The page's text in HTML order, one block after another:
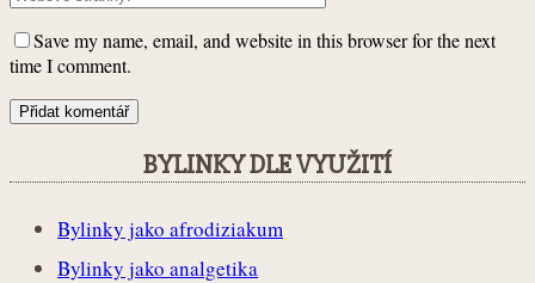
Save my name, email, and website in this browser for the next
time I comment.
BYLINKY DLE VYUŽITÍ
Bylinky jako afrodiziakum
Bylinky jako analgetika